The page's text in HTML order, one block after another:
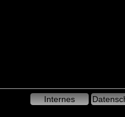
Internes